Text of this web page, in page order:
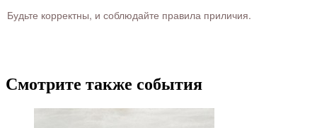
Будьте корректны, и соблюдайте правила приличия.
Смотрите также события